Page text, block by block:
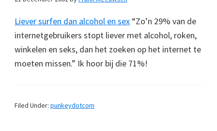
Liever surfen dan alcohol en sex “Zo’n 29% van de
internetgebruikers stopt liever met alcohol, roken,
winkelen en seks, dan het zoeken op het internet te
moeten missen.” Ik hoor bij die 71%!
Filed Under: punkeydotcom